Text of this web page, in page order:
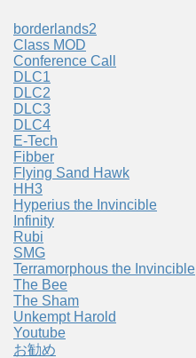
borderlands2
Class MOD
Conference Call
DLC1
DLC2
DLC3
DLC4
E-Tech
Fibber
Flying Sand Hawk
HH3
Hyperius the Invincible
Infinity
Rubi
SMG
Terramorphous the Invincible
The Bee
The Sham
Unkempt Harold
Youtube
お勧め